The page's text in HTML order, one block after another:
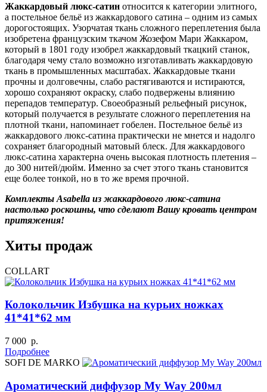
Жаккардовый люкс-сатин относится к категории элитного,
а постельное бельё из жаккардового сатина – одним из самых
дорогостоящих. Узорчатая ткань сложного переплетения была
изобретена французским ткачом Жозефом Мари Жаккаром,
который в 1801 году изобрел жаккардовый ткацкий станок,
благодаря чему стало возможно изготавливать жаккардовую
ткань в промышленных масштабах. Жаккардовые ткани
прочны и долговечны, слабо растягиваются и истираются,
хорошо сохраняют окраску, слабо подвержены влиянию
перепадов температур. Своеобразный рельефный рисунок,
который получается в результате сложного переплетения на
плотной ткани, напоминает гобелен. Постельное бельё из
жаккардового люкс-сатина практически не мнется и надолго
сохраняет благородный матовый блеск. Для жаккардового
люкс-сатина характерна очень высокая плотность плетения –
до 300 нитей/дюйм. Именно за счет этого ткань становится
еще более тонкой, но в то же время прочной.
Комплекты Asabella из жаккардового люкс-сатина
настолько роскошны, что сделают Вашу кровать центром
притяжения!
Хиты продаж
COLLART
Колокольчик Избушка на курьих ножках
41*41*62 мм
7 000 р.
Подробнее
SOFI DE MARKO
Ароматический диффузор My Way 200мл